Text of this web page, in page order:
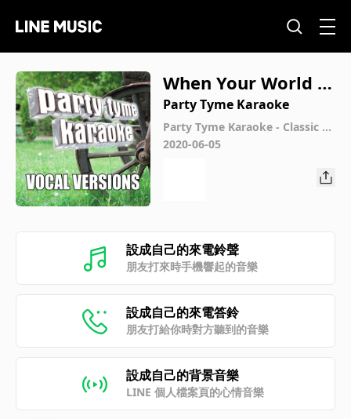
When Your World W
as Turning For Me
(Made Popular By R
andy Travis) [Vocal
Party Tyme Karaoke
Party Tyme Karaoke - Classic C
ountry 10 (Vocal Versions)
2020-06-05
設成自己的來電鈴聲
朋友打來時手機響起的音樂
設成自己的來電答鈴
朋友打給你時對方聽到的音樂
設成自己的背景音樂
LINE 個人檔案頁的心情音樂